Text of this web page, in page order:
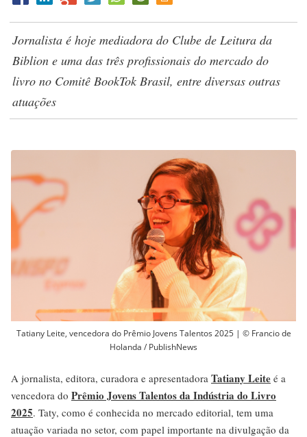
Jornalista é hoje mediadora do Clube de Leitura da
Biblion e uma das três profissionais do mercado do
livro no Comitê BookTok Brasil, entre diversas outras
atuações
Tatiany Leite, vencedora do Prêmio Jovens Talentos 2025 | © Francio de
Holanda / PublishNews
A jornalista, editora, curadora e apresentadora Tatiany Leite é a
vencedora do Prêmio Jovens Talentos da Indústria do Livro
2025. Taty, como é conhecida no mercado editorial, tem uma
atuação variada no setor, com papel importante na divulgação da